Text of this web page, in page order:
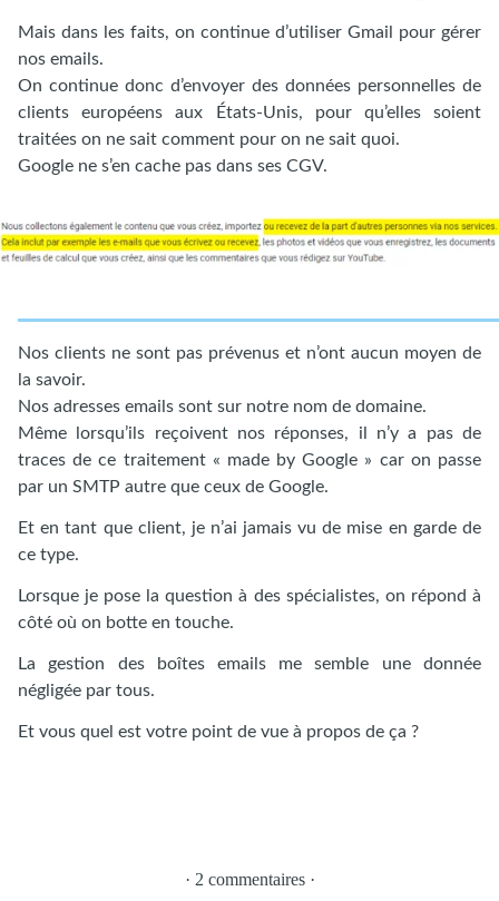
Mais dans les faits, on continue d’utiliser Gmail pour gérer
nos emails.
On continue donc d’envoyer des données personnelles de
clients européens aux États-Unis, pour qu’elles soient
traitées on ne sait comment pour on ne sait quoi.
Google ne s’en cache pas dans ses CGV.
Nos clients ne sont pas prévenus et n’ont aucun moyen de
la savoir.
Nos adresses emails sont sur notre nom de domaine.
Même lorsqu’ils reçoivent nos réponses, il n’y a pas de
traces de ce traitement « made by Google » car on passe
par un SMTP autre que ceux de Google.
Et en tant que client, je n’ai jamais vu de mise en garde de
ce type.
Lorsque je pose la question à des spécialistes, on répond à
côté où on botte en touche.
La gestion des boîtes emails me semble une donnée
négligée par tous.
Et vous quel est votre point de vue à propos de ça ?
· 2 commentaires ·